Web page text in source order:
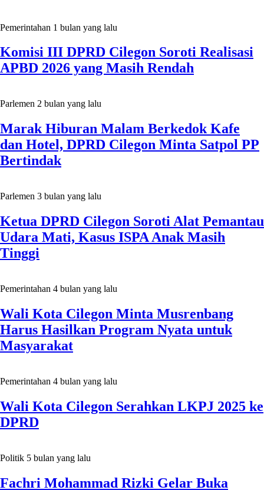
Pemerintahan 1 bulan yang lalu
Komisi III DPRD Cilegon Soroti Realisasi
APBD 2026 yang Masih Rendah
Parlemen 2 bulan yang lalu
Marak Hiburan Malam Berkedok Kafe
dan Hotel, DPRD Cilegon Minta Satpol PP
Bertindak
Parlemen 3 bulan yang lalu
Ketua DPRD Cilegon Soroti Alat Pemantau
Udara Mati, Kasus ISPA Anak Masih
Tinggi
Pemerintahan 4 bulan yang lalu
Wali Kota Cilegon Minta Musrenbang
Harus Hasilkan Program Nyata untuk
Masyarakat
Pemerintahan 4 bulan yang lalu
Wali Kota Cilegon Serahkan LKPJ 2025 ke
DPRD
Politik 5 bulan yang lalu
Fachri Mohammad Rizki Gelar Buka